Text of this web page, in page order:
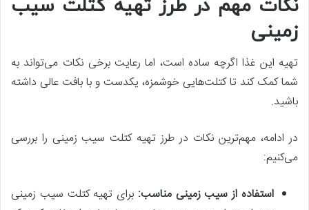
نکات مهم در طرز تهیه کتلت سیب
زمینی
تهیه این غذا اگرچه ساده است، اما رعایت برخی نکات می‌تواند به
شما کمک کند تا کتلت‌هایی خوشمزه، یکدست و با بافت عالی داشته
باشید.
در ادامه، مهم‌ترین نکات در طرز تهیه کتلت سیب زمینی را بررسی
می‌کنیم:
استفاده از سیب زمینی مناسب: برای تهیه کتلت سیب زمینی